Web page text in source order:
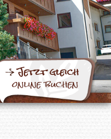
Jetzt gleich
online buchen